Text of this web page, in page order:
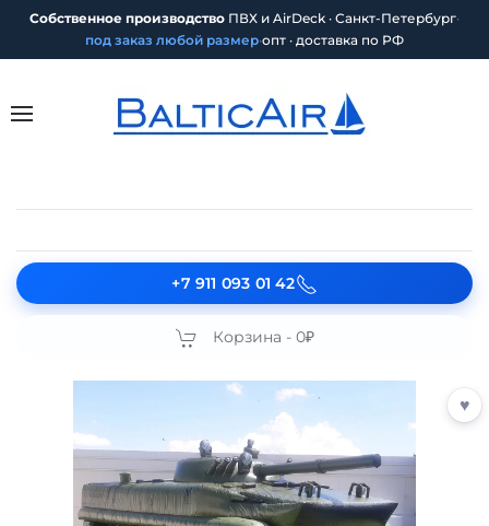
Собственное производство ПВХ и AirDeck · Санкт-Петербург·
под заказ любой размер·опт · доставка по РФ
+7 911 093 01 42
Корзина - 0₽
♥